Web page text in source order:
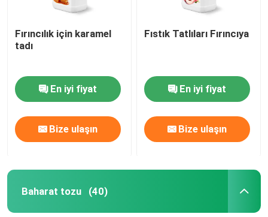
Fırıncılık için karamel
tadı
En iyi fiyat
Bize ulaşın
Fıstık Tatlıları Fırıncıya
En iyi fiyat
Bize ulaşın
Baharat tozu (40)